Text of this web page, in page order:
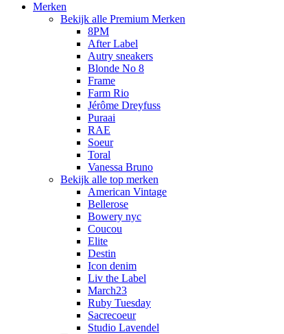
Merken
Bekijk alle Premium Merken
8PM
After Label
Autry sneakers
Blonde No 8
Frame
Farm Rio
Jérôme Dreyfuss
Puraai
RAE
Soeur
Toral
Vanessa Bruno
Bekijk alle top merken
American Vintage
Bellerose
Bowery nyc
Coucou
Elite
Destin
Icon denim
Liv the Label
March23
Ruby Tuesday
Sacrecoeur
Studio Lavendel